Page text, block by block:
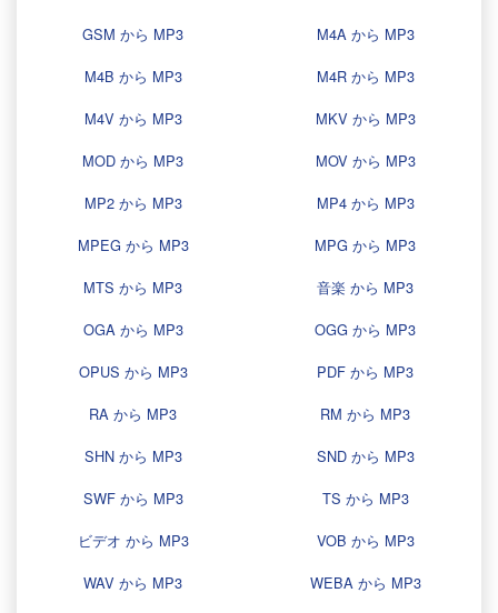
GSM から MP3
M4A から MP3
M4B から MP3
M4R から MP3
M4V から MP3
MKV から MP3
MOD から MP3
MOV から MP3
MP2 から MP3
MP4 から MP3
MPEG から MP3
MPG から MP3
MTS から MP3
音楽 から MP3
OGA から MP3
OGG から MP3
OPUS から MP3
PDF から MP3
RA から MP3
RM から MP3
SHN から MP3
SND から MP3
SWF から MP3
TS から MP3
ビデオ から MP3
VOB から MP3
WAV から MP3
WEBA から MP3